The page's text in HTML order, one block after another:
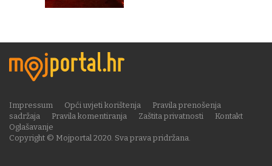
Copyright © Mojportal 2020. Sva prava pridržana.
Impressum Opći uvjeti korištenja
Pravila prenošenja
sadržaja
Pravila komentiranja Zaštita privatnosti
Kontakt
Oglašavanje